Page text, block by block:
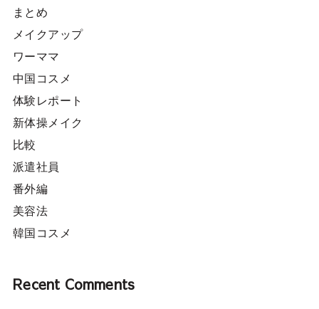
まとめ
メイクアップ
ワーママ
中国コスメ
体験レポート
新体操メイク
比較
派遣社員
番外編
美容法
韓国コスメ
Recent Comments